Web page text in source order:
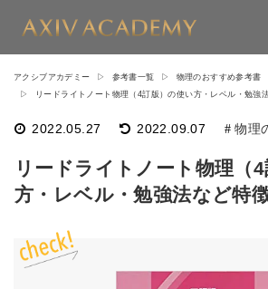
アクシブアカデミー 参考書一覧
物理のおすすめ参考書
リードライトノート物理（4訂版）の使い方・レベル・勉強
2022.05.27 2022.09.07 物理
リードライトノート物理（
方・レベル・勉強法など特